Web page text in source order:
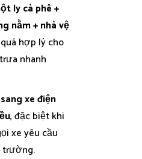
ly cà phê +
nằm + nhà vệ
hợp lý cho
nhanh
xe điện
, đặc biệt khi
xe yêu cầu
trường.